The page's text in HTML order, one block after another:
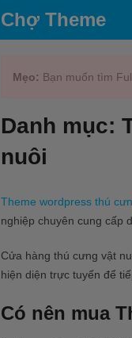
Chợ Theme
Mẹo: Bạn muốn tìm
Danh mục:
nuôi
Theme wordpress thú
nghiệp chuyên cung cấp
Cửa hàng thú cưng vật
hiện diện trực tuyến để
Có nên mua